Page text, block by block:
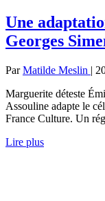
Une
Georges
ParMatilde Meslin |
Marguerite déteste
Assouline adapte le
France Culture. Un
Lire plus